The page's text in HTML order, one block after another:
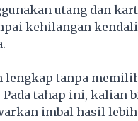
utang dan
kehilangan
lengkap tanpa
tahap ini, kalian
imbal hasil